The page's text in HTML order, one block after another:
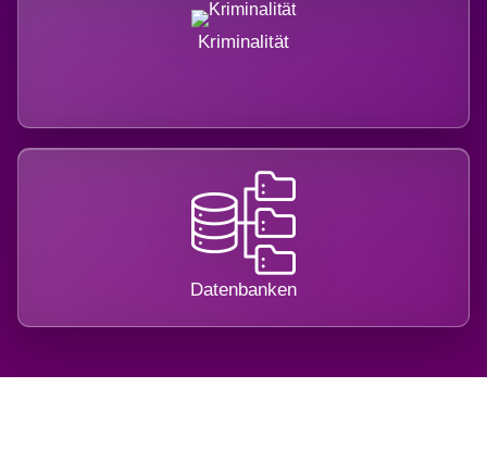
Kriminalität
Datenbanken